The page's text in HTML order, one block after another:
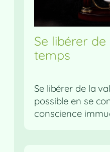
Se libérer
temps
Se libérer de la
possible en se
conscience